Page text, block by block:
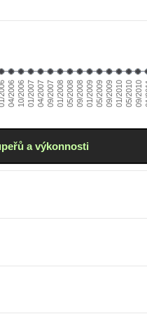
04/200610/200601/200704/200709/200701/200805/200809/200801/200905/200909/200901/201005/201009/2010
a výkonnosti